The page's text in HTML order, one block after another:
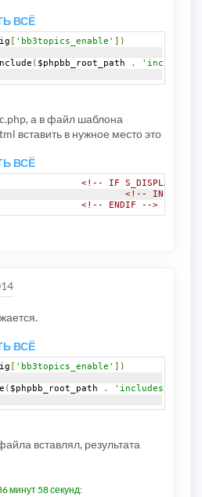
ВСЁ
'bb3topics_enable'
])
( $phpbb_root_path .
'includes/
а в файл шаблона
вставить в нужное место это
ВСЁ
<!-- IF
<!-- INCLUDE
<!-- ENDIF -->
ВСЁ
[ 'bb3topics_enable' ])
( $phpbb_root_path .
'includes/
вставлял, результата
минут 58 секунд: